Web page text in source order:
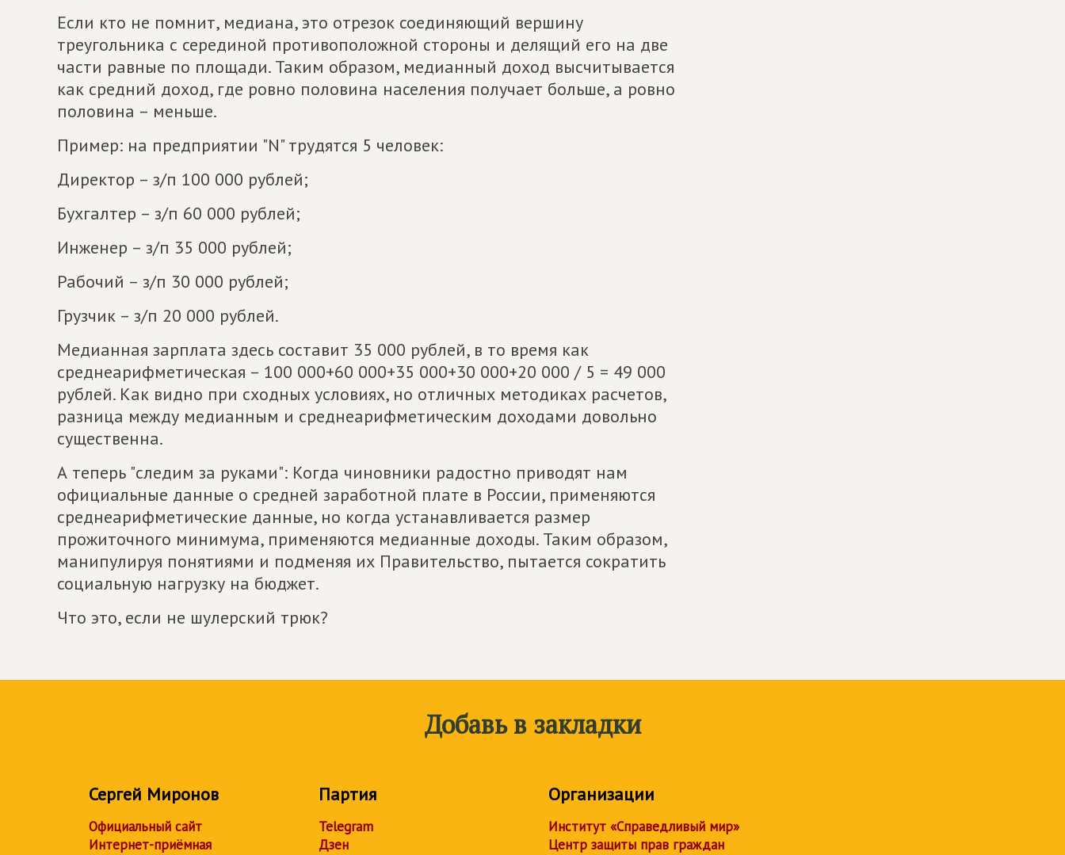
Если кто не помнит, медиана, это отрезок соединяющий вершину
треугольника с серединой противоположной стороны и делящий его на две
части равные по площади. Таким образом, медианный доход высчитывается
как средний доход, где ровно половина населения получает больше, а ровно
половина – меньше.
Пример: на предприятии "N" трудятся 5 человек:
Директор – з/п 100 000 рублей;
Бухгалтер – з/п 60 000 рублей;
Инженер – з/п 35 000 рублей;
Рабочий – з/п 30 000 рублей;
Грузчик – з/п 20 000 рублей.
Медианная зарплата здесь составит 35 000 рублей, в то время как
среднеарифметическая – 100 000+60 000+35 000+30 000+20 000 / 5 = 49 000
рублей. Как видно при сходных условиях, но отличных методиках расчетов,
разница между медианным и среднеарифметическим доходами довольно
существенна.
А теперь "следим за руками": Когда чиновники радостно приводят нам
официальные данные о средней заработной плате в России, применяются
среднеарифметические данные, но когда устанавливается размер
прожиточного минимума, применяются медианные доходы. Таким образом,
манипулируя понятиями и подменяя их Правительство, пытается сократить
социальную нагрузку на бюджет.
Что это, если не шулерский трюк?
Добавь в закладки
Сергей Миронов
Официальный сайт
Интернет-приёмная
Партия
Telegram
Дзен
Организации
Институт «Справедливый мир»
Центр защиты прав граждан